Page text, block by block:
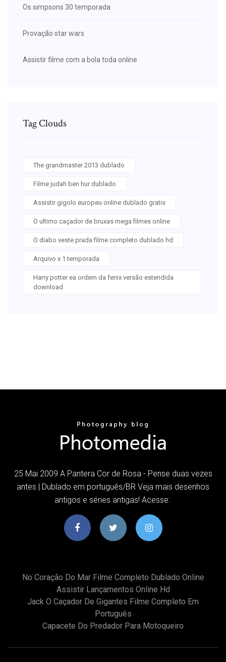
Os simpsons 30 temporada
Provação star wars
Assistir filme com a bola toda online
Tag Clouds
The grandmaster 2013 dublado
Filme judah ben hur dublado
Assistir gigolo europeu online dublado gratis
O ultimo caçador de bruxas mega filmes online
O diabo veste prada filme completo dublado hd
Arquivo x 1 temporada
Harry potter ea ordem da fenix versão estendida
download
25 Mai 2009 A Pantera Cor de Rosa - Pense duas vezes
antes | Dublado em português/BR Veja mais desenhos
antigos e séries antigas! Acesse:
No Coração Do Mar Filme Completo Dublado Online
Assistir Lançamentos Online Hd
Jack O Caçador De Gigantes Filme Completo Em
Português
Capacete Do Predador Para Motoqueiro